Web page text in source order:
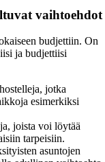
vaihtoehdot
budjettiin. On
ja budjettiisi
jotka
esimerkiksi
joista voi löytää
tarpeisiin.
asuntojen